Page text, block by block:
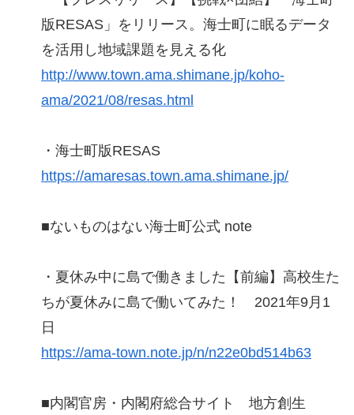
版RESAS」をリリース。海士町に眠るデータ
を活用し地域課題を見える化
http://www.town.ama.shimane.jp/koho-
ama/2021/08/resas.html
・海士町版RESAS
https://amaresas.town.ama.shimane.jp/
■ないものはない海士町公式 note
・夏休み中に島で働きました【前編】高校生た
ちが夏休みに島で働いてみた！ 2021年9月1
日
https://ama-town.note.jp/n/n22e0bd514b63
■内閣官房・内閣府総合サイト 地方創生